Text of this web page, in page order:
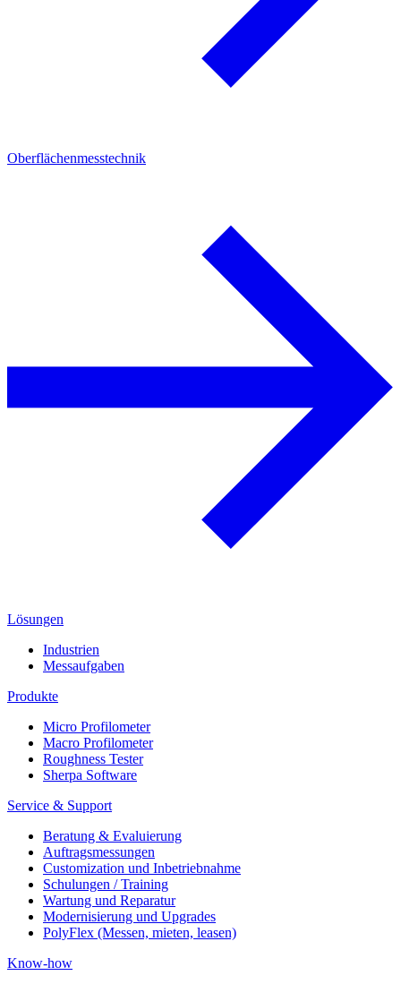
Oberflächenmesstechnik
Lösungen
Industrien
Messaufgaben
Produkte
Micro Profilometer
Macro Profilometer
Roughness Tester
Sherpa Software
Service & Support
Beratung & Evaluierung
Auftragsmessungen
Customization und Inbetriebnahme
Schulungen / Training
Wartung und Reparatur
Modernisierung und Upgrades
PolyFlex (Messen, mieten, leasen)
Know-how